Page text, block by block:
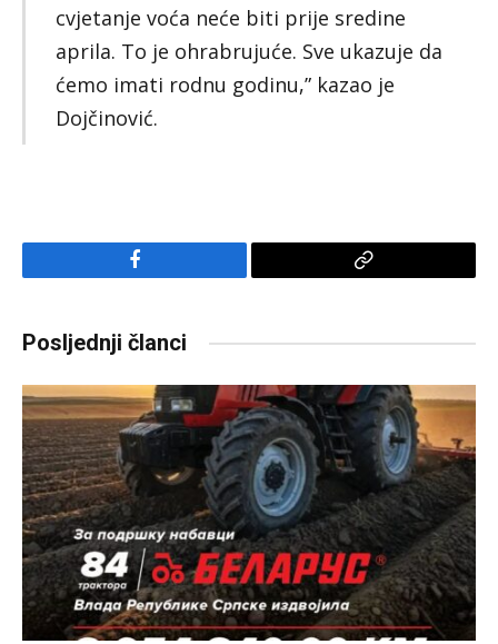
cvjetanje voća neće biti prije sredine
aprila. To je ohrabrujuće. Sve ukazuje da
ćemo imati rodnu godinu,” kazao je
Dojčinović.
Facebook
Copy
Posljednji članci